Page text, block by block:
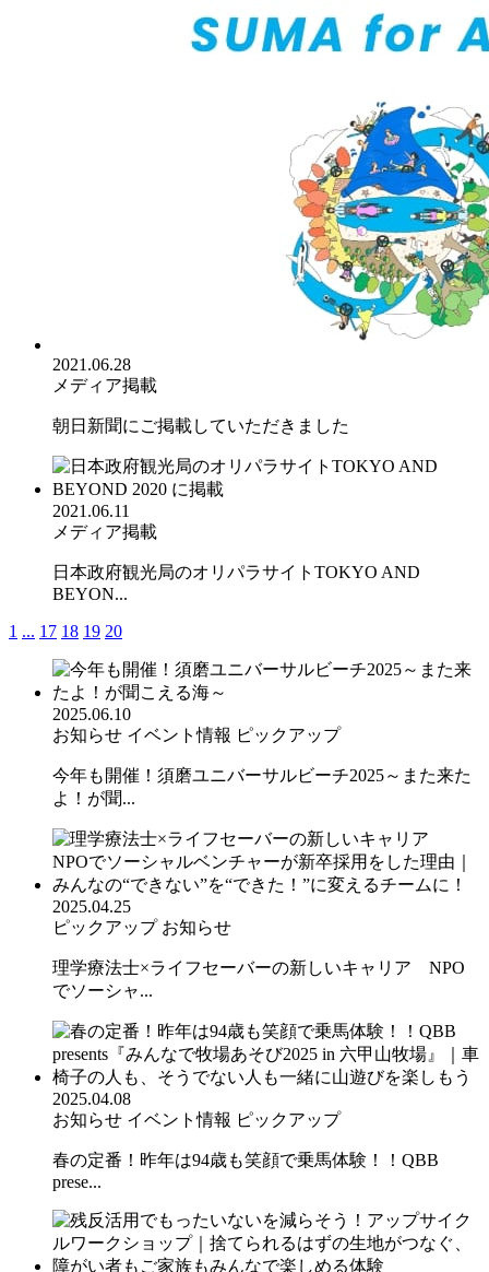
2021.06.28
メディア掲載
朝日新聞にご掲載していただきました
2021.06.11
メディア掲載
日本政府観光局のオリパラサイトTOKYO AND
BEYON...
1 ... 17 18 19 20
2025.06.10
お知らせ イベント情報 ピックアップ
今年も開催！須磨ユニバーサルビーチ2025～また来た
よ！が聞...
2025.04.25
ピックアップ お知らせ
理学療法士×ライフセーバーの新しいキャリア NPO
でソーシャ...
2025.04.08
お知らせ イベント情報 ピックアップ
春の定番！昨年は94歳も笑顔で乗馬体験！！QBB
prese...